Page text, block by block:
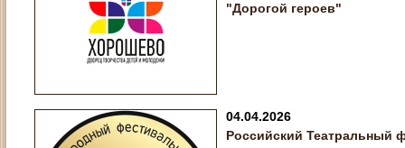
"Дорогой героев"
04.04.2026
Российский Театральный